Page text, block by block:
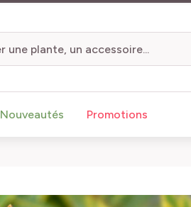
Nouveautés Promotions